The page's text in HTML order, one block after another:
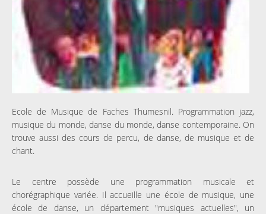
Ecole de Musique de Faches Thumesnil. Programmation jazz,
musique du monde, danse du monde, danse contemporaine. On
trouve aussi des cours de percu, de danse, de musique et de
chant.
Le centre possède une programmation musicale et
chorégraphique variée. Il accueille une école de musique, une
école de danse, un département "musiques actuelles", un